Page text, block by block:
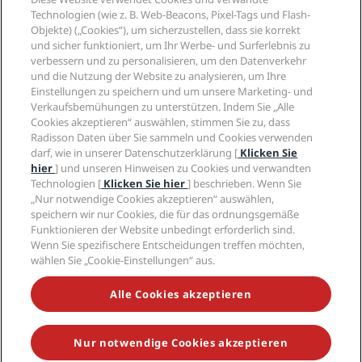
Neue und aufstrebende Hotels
Radisson Hotels APP
„Sports Approved“-Hotels
Familienfreundliche Hotels
Gesundheit & Sicherheit
Radisson Hotel Group
Medien
Karriere RHG
Karriere PPHE
Karrieren EHL
The Club by RHG
Entwicklungsmöglichkeiten
Responsible Business – Unser Engagement
Einkauf
Rechtliches
Privacy Centre
Rechtliche Hinweise
Radisson Rewards Geschäftsbedingungen
Website-Nutzungsvereinbarung
Digitale Barrierefreiheit
Moderne Sklaverei – Erklärung
Hilfe
Verbrauchermeldungen
Kontakt
FAQ
Inhaltsübersicht
Soziale Medien
Marken von Radisson Hotels
VERPASSEN SIE NIEMALS UNSERE BELIEBTESTEN
ANGEBOTE
© 2026 Radisson Hotel Group.Alle Rechte vorbehalten. RHG Radisson
Technologien (wie z. B. Web-Beacons, Pixel-Tags und Flash-
Objekte) („Cookies“), um sicherzustellen, dass sie korrekt
und sicher funktioniert, um Ihr Werbe- und Surferlebnis zu
verbessern und zu personalisieren, um den Datenverkehr
und die Nutzung der Website zu analysieren, um Ihre
Einstellungen zu speichern und um unsere Marketing- und
Verkaufsbemühungen zu unterstützen. Indem Sie „Alle
Cookies akzeptieren“ auswählen, stimmen Sie zu, dass
Radisson Daten über Sie sammeln und Cookies verwenden
darf, wie in unserer Datenschutzerklärung [ Klicken Sie
hier] und unseren Hinweisen zu Cookies und verwandten
Technologien [ Klicken Sie hier] beschrieben. Wenn Sie
„Nur notwendige Cookies akzeptieren“ auswählen,
speichern wir nur Cookies, die für das ordnungsgemäße
Funktionieren der Website unbedingt erforderlich sind.
Wenn Sie spezifischere Entscheidungen treffen möchten,
wählen Sie „Cookie-Einstellungen“ aus.
Alle Cookies akzeptieren
Nur notwendige Cookies akzeptieren